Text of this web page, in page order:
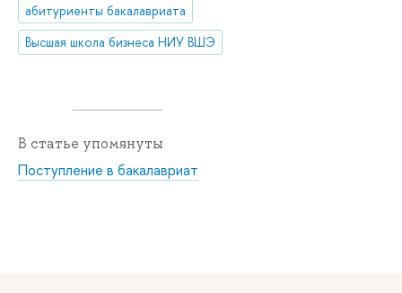
абитуриенты бакалавриата
Высшая школа бизнеса НИУ ВШЭ
В статье упомянуты
Поступление в бакалавриат